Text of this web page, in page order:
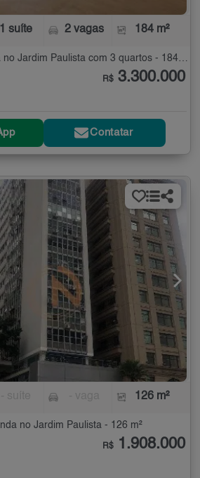
1 suíte 2 vagas 184 m²
R$ 3.300.000
Contatar
126 m²
no Jardim Paulista - 126 m²
R$ 1.908.000